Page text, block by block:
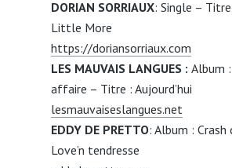
DORIAN SORRIAUX: Single – Titre
Little More
https://doriansorriaux.com
LES MAUVAIS LANGUES : Album
affaire – Titre : Aujourd’hui
lesmauvaiseslangues.net
EDDY DE PRETTO: Album :
Love’n tendresse